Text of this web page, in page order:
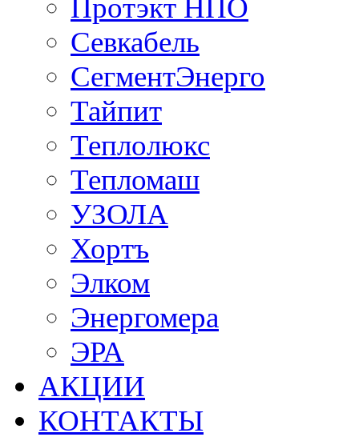
Протэкт НПО
Севкабель
СегментЭнерго
Тайпит
Теплолюкс
Тепломаш
УЗОЛА
Хортъ
Элком
Энергомера
ЭРА
АКЦИИ
КОНТАКТЫ